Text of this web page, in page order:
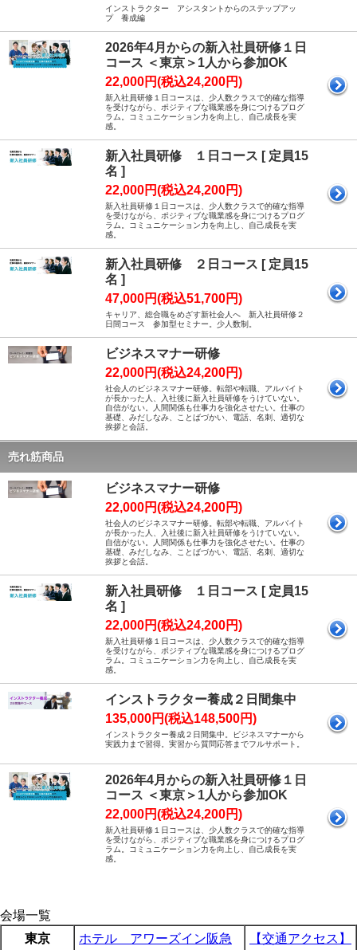
インストラクター アシスタントからのステップアッ
プ 養成編
2026年4月からの新入社員研修１日
コース ＜東京＞1人から参加OK
22,000円(税込24,200円)
新入社員研修１日コースは、少人数クラスで的確な指導
を受けながら、ポジティブな職業感を身につけるプログ
ラム。コミュニケーション力を向上し、自己成長を実
感。
新入社員研修 １日コース [ 定員15
名 ]
22,000円(税込24,200円)
新入社員研修１日コースは、少人数クラスで的確な指導
を受けながら、ポジティブな職業感を身につけるプログ
ラム。コミュニケーション力を向上し、自己成長を実
感。
新入社員研修 ２日コース [ 定員15
名 ]
47,000円(税込51,700円)
キャリア、総合職をめざす新社会人へ 新入社員研修２
日間コース 参加型セミナー。少人数制。
ビジネスマナー研修
22,000円(税込24,200円)
社会人のビジネスマナー研修。転部や転職、アルバイト
が長かった人、入社後に新入社員研修をうけていない。
自信がない。人間関係も仕事力を強化させたい。仕事の
基礎、みだしなみ、ことばづかい、電話、名刺、適切な
挨拶と会話。
売れ筋商品
ビジネスマナー研修
22,000円(税込24,200円)
社会人のビジネスマナー研修。転部や転職、アルバイト
が長かった人、入社後に新入社員研修をうけていない。
自信がない。人間関係も仕事力を強化させたい。仕事の
基礎、みだしなみ、ことばづかい、電話、名刺、適切な
挨拶と会話。
新入社員研修 １日コース [ 定員15
名 ]
22,000円(税込24,200円)
新入社員研修１日コースは、少人数クラスで的確な指導
を受けながら、ポジティブな職業感を身につけるプログ
ラム。コミュニケーション力を向上し、自己成長を実
感。
インストラクター養成２日間集中
135,000円(税込148,500円)
インストラクター養成２日間集中。ビジネスマナーから
実践力まで習得。実習から質問応答までフルサポート。
2026年4月からの新入社員研修１日
コース ＜東京＞1人から参加OK
22,000円(税込24,200円)
新入社員研修１日コースは、少人数クラスで的確な指導
を受けながら、ポジティブな職業感を身につけるプログ
ラム。コミュニケーション力を向上し、自己成長を実
感。
会場一覧
東京
ホテル アワーズイン阪急
【交通アクセス】